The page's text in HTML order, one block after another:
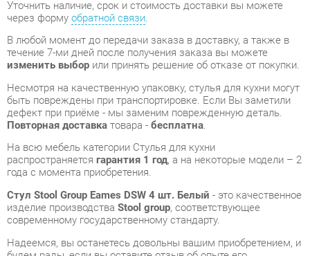
Несмотря на качественную упаковку, стулья для кухни могут
быть повреждены при транспортировке. Если Вы заметили
Повторная доставка товара -бесплатна .
На всю мебель категории Стулья для кухни
года с момента приобретения.
Стул Stool Group Eames DSW 4 шт. Белый- это качественное
изделие производстваStool group, соответствующее
современному государственному стандарту.
Надеемся, вы останетесь довольны вашим приобретением, и
будем рады, если вы оставите отзыв об опыте его
использования, который поможет сориентироваться нашим
будущим покупателям.
Кроме формыобратной связиполучить развёрнутую
консультацию, фото и видеообзор продукции вы можете по
e-mail, телефону в Екатеринбурге и через мессенджеры
Telegram и WhatsApp.